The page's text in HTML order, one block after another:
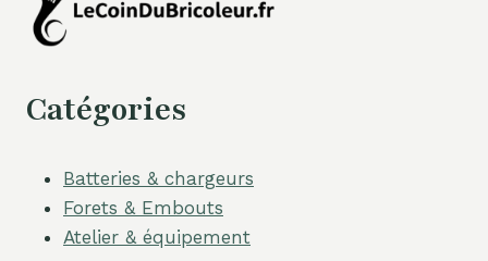
Catégories
Batteries & chargeurs
Forets & Embouts
Atelier & équipement